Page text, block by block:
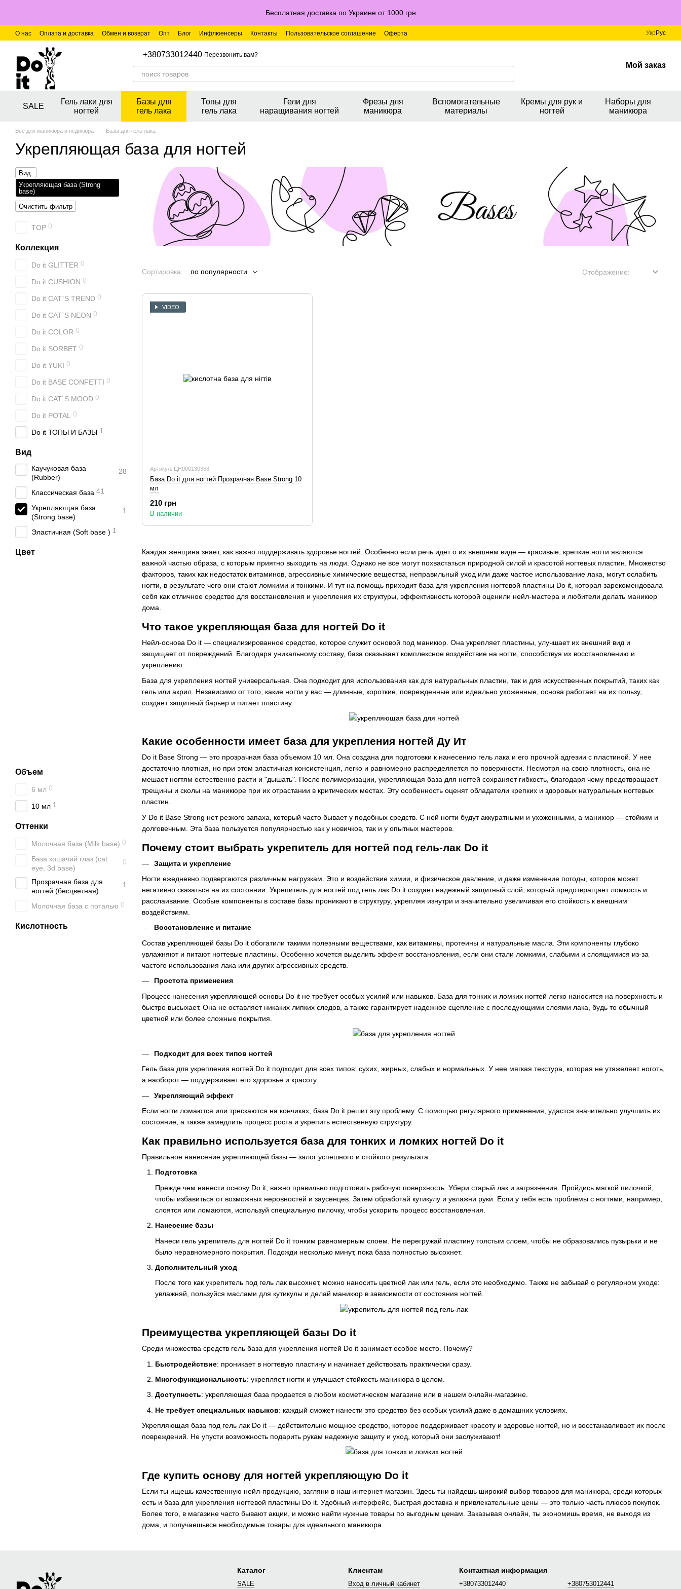
Бесплатная доставка по Украине от 1000 грн
О нас Оплата и доставка Обмен и возврат Опт Блог Инфлюенсеры Контакты Пользовательское соглашение Оферта Укр Рус
+380733012440 Перезвонить вам?
Мой заказ
SALE
Гель лаки для
ногтей
Базы для
гель лака
Топы для
гель лака
Гели для
наращивания ногтей
Фрезы для
маникюра
Вспомогательные
материалы
Кремы для рук и
ногтей
Наборы для
маникюра
Всё для маникюра и педикюра Базы для гель лака
Укрепляющая база для ногтей
Сортировка: по популярности Отображение:
Каждая женщина знает, как важно поддерживать здоровье ногтей. Особенно если речь идет о их внешнем виде — красивые, крепкие ногти являются
важной частью образа, с которым приятно выходить на люди. Однако не все могут похвастаться природной силой и красотой ногтевых пластин. Множество
факторов, таких как недостаток витаминов, агрессивные химические вещества, неправильный уход или даже частое использование лака, могут ослабить
ногти, в результате чего они стают ломкими и тонкими. И тут на помощь приходит база для укрепления ногтевой пластины Do it, которая зарекомендовала
себя как отличное средство для восстановления и укрепления их структуры, эффективность которой оценили нейл-мастера и любители делать маникюр
дома.
Что такое укрепляющая база для ногтей Do it
Нейл-основа Do it — специализированное средство, которое служит основой под маникюр. Она укрепляет пластины, улучшает их внешний вид и
защищает от повреждений. Благодаря уникальному составу, база оказывает комплексное воздействие на ногти, способствуя их восстановлению и
укреплению.
База для укрепления ногтей универсальная. Она подходит для использования как для натуральных пластин, так и для искусственных покрытий, таких как
гель или акрил. Независимо от того, какие ногти у вас — длинные, короткие, поврежденные или идеально ухоженные, основа работает на их пользу,
создает защитный барьер и питает пластину.
Какие особенности имеет база для укрепления ногтей Ду Ит
Do it Base Strong — это прозрачная база объемом 10 мл. Она создана для подготовки к нанесению гель лака и его прочной адгезии с пластиной. У нее
достаточно плотная, но при этом эластичная консистенция, легко и равномерно распределяется по поверхности. Несмотря на свою плотность, она не
мешает ногтям естественно расти и "дышать". После полимеризации, укрепляющая база для ногтей сохраняет гибкость, благодаря чему предотвращает
трещины и сколы на маникюре при их отрастании в критических местах. Эту особенность оценят обладатели крепких и здоровых натуральных ногтевых
пластин.
У Do it Base Strong нет резкого запаха, который часто бывает у подобных средств. С ней ногти будут аккуратными и ухоженными, а маникюр — стойким и
долговечным. Эта база пользуется популярностью как у новичков, так и у опытных мастеров.
Почему стоит выбрать укрепитель для ногтей под гель-лак Do it
Защита и укрепление
Ногти ежедневно подвергаются различным нагрузкам. Это и воздействие химии, и физическое давление, и даже изменение погоды, которое может
негативно сказаться на их состоянии. Укрепитель для ногтей под гель лак Do it создает надежный защитный слой, который предотвращает ломкость и
расслаивание. Особые компоненты в составе базы проникают в структуру, укрепляя изнутри и значительно увеличивая его стойкость к внешним
воздействиям.
Восстановление и питание
Состав укрепляющей базы Do it обогатили такими полезными веществами, как витамины, протеины и натуральные масла. Эти компоненты глубоко
увлажняют и питают ногтевые пластины. Особенно хочется выделить эффект восстановления, если они стали ломкими, слабыми и слоящимися из-за
частого использования лака или других агрессивных средств.
Простота применения
Процесс нанесения укрепляющей основы Do it не требует особых усилий или навыков. База для тонких и ломких ногтей легко наносится на поверхность и
быстро высыхает. Она не оставляет никаких липких следов, а также гарантирует надежное сцепление с последующими слоями лака, будь то обычный
цветной или более сложные покрытия.
Подходит для всех типов ногтей
Гель база для укрепления ногтей Do it подходит для всех типов: сухих, жирных, слабых и нормальных. У нее мягкая текстура, которая не утяжеляет ноготь,
а наоборот — поддерживает его здоровье и красоту.
Укрепляющий эффект
Если ногти ломаются или трескаются на кончиках, база Do it решит эту проблему. С помощью регулярного применения, удастся значительно улучшить их
состояние, а также замедлить процесс роста и укрепить естественную структуру.
Как правильно используется база для тонких и ломких ногтей Do it
Правильное нанесение укрепляющей базы — залог успешного и стойкого результата.
Подготовка
Прежде чем нанести основу Do it, важно правильно подготовить рабочую поверхность. Убери старый лак и загрязнения. Пройдись мягкой пилочкой,
чтобы избавиться от возможных неровностей и заусенцев. Затем обработай кутикулу и увлажни руки. Если у тебя есть проблемы с ногтями, например,
слоятся или ломаются, используй специальную пилочку, чтобы ускорить процесс восстановления.
Нанесение базы
Нанеси гель укрепитель для ногтей Do it тонким равномерным слоем. Не перегружай пластину толстым слоем, чтобы не образовались пузырьки и не
было неравномерного покрытия. Подожди несколько минут, пока база полностью высохнет.
Дополнительный уход
После того как укрепитель под гель лак высохнет, можно наносить цветной лак или гель, если это необходимо. Также не забывай о регулярном уходе:
увлажняй, пользуйся маслами для кутикулы и делай маникюр в зависимости от состояния ногтей.
Преимущества укрепляющей базы Do it
Среди множества средств гель база для укрепления ногтей Do it занимает особое место. Почему?
Быстродействие: проникает в ногтевую пластину и начинает действовать практически сразу.
Многофункциональность: укрепляет ногти и улучшает стойкость маникюра в целом.
Доступность: укрепляющая база продается в любом косметическом магазине или в нашем онлайн-магазине.
Не требует специальных навыков: каждый сможет нанести это средство без особых усилий даже в домашних условиях.
Укрепляющая база под гель лак Do it — действительно мощное средство, которое поддерживает красоту и здоровье ногтей, но и восстанавливает их после
повреждений. Не упусти возможность подарить рукам надежную защиту и уход, который они заслуживают!
Где купить основу для ногтей укрепляющую Do it
Если ты ищешь качественную нейл-продукцию, загляни в наш интернет-магазин. Здесь ты найдешь широкий выбор товаров для маникюра, среди которых
есть и база для укрепления ногтевой пластины Do it. Удобный интерфейс, быстрая доставка и привлекательные цены — это только часть плюсов покупок.
Более того, в магазине часто бывают акции, и можно найти нужные товары по выгодным ценам. Заказывая онлайн, ты экономишь время, не выходя из
дома, и получаешьвсе необходимые товары для идеального маникюра.
VIDEO
Артикул: ЦН000130353
База Do it для ногтей Прозрачная Base Strong 10
мл
210 грн
В наличии
Вид:
Укрепляющая база (Strong
base)
Очистить фильтр
TOP 0
Коллекция
Do it GLITTER 0
Do it CUSHION 0
Do it CAT`S TREND 0
Do it CAT`S NEON 0
Do it COLOR 0
Do it SORBET 0
Do it YUKI 0
Do it BASE CONFETTI 0
Do it CAT`S MOOD 0
Do it POTAL 0
Do it ТОПЫ И БАЗЫ 1
Вид
Каучуковая база
(Rubber)
28
Классическая база 41
Укрепляющая база
(Strong base)
1
Эластичная (Soft base ) 1
Цвет
Объем
6 мл 0
10 мл 1
Оттенки
Молочная база (Milk base) 0
База кошачий глаз (cat
eye, 3d base)
0
Прозрачная база для
ногтей (бесцветная)
1
Молочная база с поталью 0
Кислотность
Каталог
SALE
Клиентам
Вход в личный кабинет
Контактная информация
+380733012440 +380753012441